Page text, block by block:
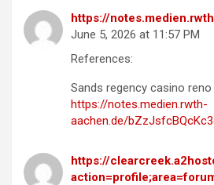
https://
June 5, 2026 at 11:57 PM
References:
Sands regency casino reno
https://notes.medien.rwth-
aachen.de/
https://